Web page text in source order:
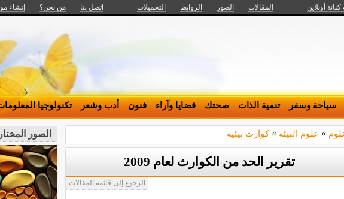
أونلاين المقالات الصور الروابط التحميلات اتصل بنا من نحن؟ إنشاء
سياحة وسفر تنمية الذات صحتك قضايا وآراء فنون أدب وشعر تكنولوجيا
» علوم البيئة »كوارث بيئية
تقرير الحد من الكوارث لعام 2009
الرجوع إلى قائمة المقالات
الصور